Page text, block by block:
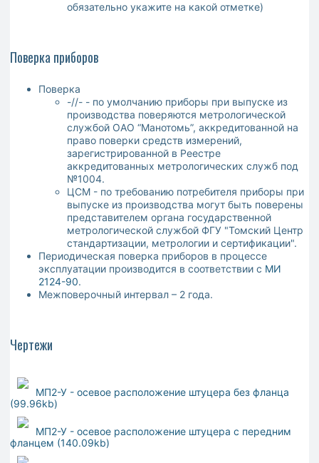
обязательно укажите на какой отметке)
Поверка приборов
Поверка
-//- - по умолчанию приборы при выпуске из
производства поверяются метрологической
службой ОАО “Манотомь”, аккредитованной на
право поверки средств измерений,
зарегистрированной в Реестре
аккредитованных метрологических служб под
№1004.
ЦСМ - по требованию потребителя приборы при
выпуске из производства могут быть поверены
представителем органа государственной
метрологической службой ФГУ "Томский Центр
стандартизации, метрологии и сертификации".
Периодическая поверка приборов в процессе
эксплуатации производится в соответствии с МИ
2124-90.
Межповерочный интервал – 2 года.
Чертежи
МП2-У - осевое расположение штуцера без фланца
(99.96kb)
МП2-У - осевое расположение штуцера с передним
фланцем (140.09kb)